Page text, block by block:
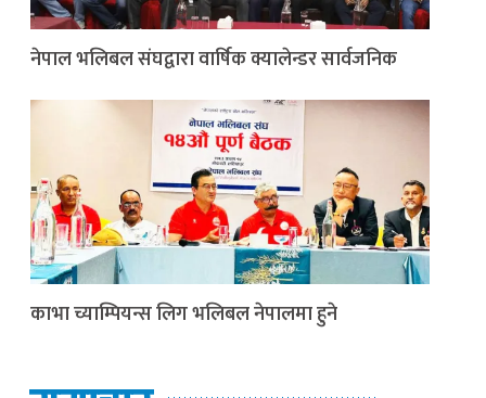
नेपाल भलिबल संघद्वारा वार्षिक क्यालेन्डर सार्वजनिक
काभा च्याम्पियन्स लिग भलिबल नेपालमा हुने